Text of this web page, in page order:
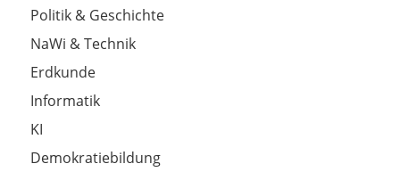
Politik & Geschichte
NaWi & Technik
Erdkunde
Informatik
KI
Demokratiebildung